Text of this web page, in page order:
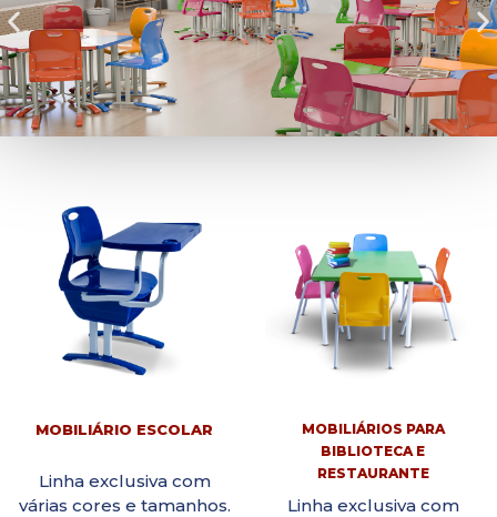
MOBILIÁRIO ESCOLAR
Linha exclusiva com
várias cores e tamanhos.
MOBILIÁRIOS PARA
BIBLIOTECA E
RESTAURANTE
Linha exclusiva com